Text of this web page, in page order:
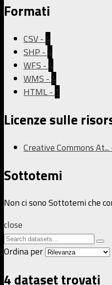
Formati
CSV- 4
SHP - 4
WFS - 4
WMS - 4
HTML- 1
Licenze sulle
Creative Commons At...
Sottotemi
Non ci sono Sottotemi che
close
Ordina per
4 dataset trovati